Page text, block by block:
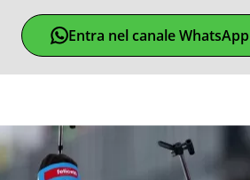
Entra nel canale WhatsApp